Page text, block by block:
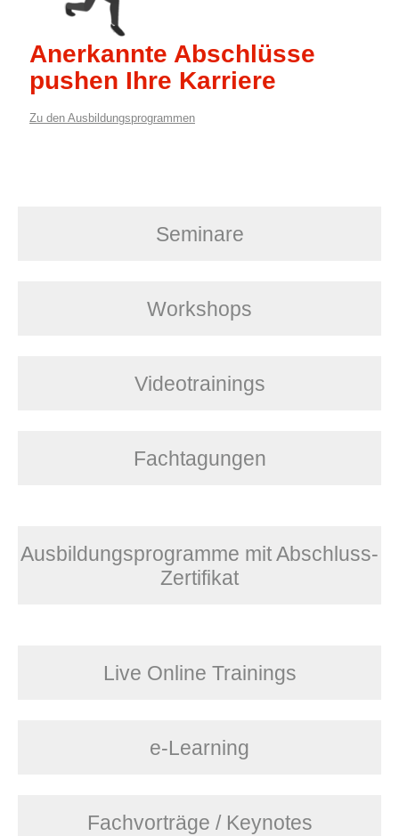
Anerkannte Abschlüsse
pushen Ihre Karriere
Zu den Ausbildungsprogrammen
Seminare
Workshops
Videotrainings
Fachtagungen
Ausbildungsprogramme mit Abschluss-
Zertifikat
Live Online Trainings
e-Learning
Fachvorträge / Keynotes